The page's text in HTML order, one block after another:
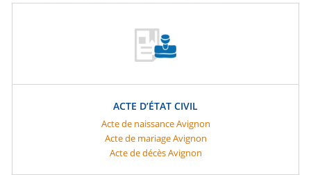
ACTE D’ÉTAT CIVIL
Acte de naissance Avignon
Acte de mariage Avignon
Acte de décès Avignon